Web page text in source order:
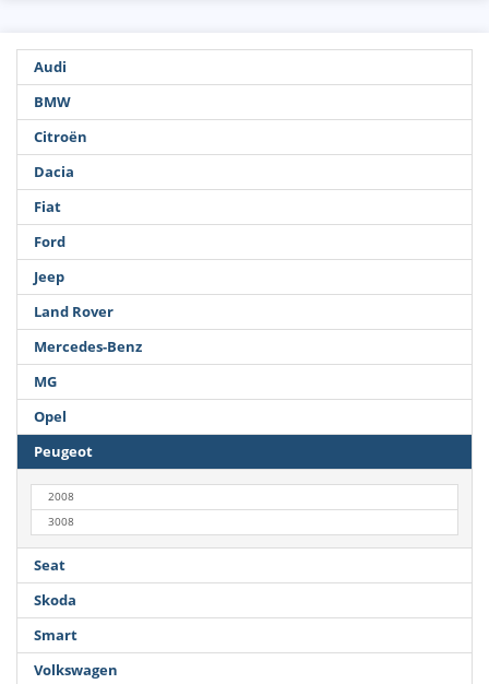
Audi
BMW
Citroën
Dacia
Fiat
Ford
Jeep
Land Rover
Mercedes-Benz
MG
Opel
Peugeot
2008
3008
Seat
Skoda
Smart
Volkswagen